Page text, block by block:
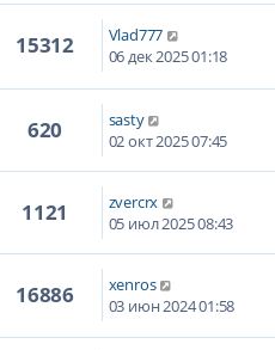
15312
Vlad777
06 дек 2025 01:18
620
sasty
02 окт 2025 07:45
1121
zvercrx
05 июл 2025 08:43
16886
xenros
03 июн 2024 01:58